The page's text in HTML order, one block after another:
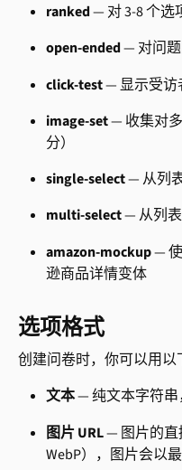
ranked — 对 3-8 个选
open-ended — 对问题
click-test — 显示受访
image-set — 收集对
分）
single-select — 从列
multi-select — 从列
amazon-mockup —
逊商品详情变体
选项格式
创建问卷时，你可以用以
文本 — 纯文本字符串
图片 URL — 图片的直
WebP），图片会以